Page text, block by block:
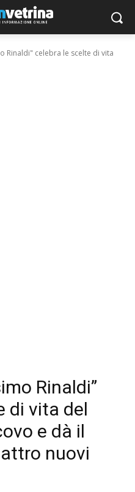
Rinaldi" celebra le scelte di vita
Rinaldi”
di vita del
e dà il
nuovi